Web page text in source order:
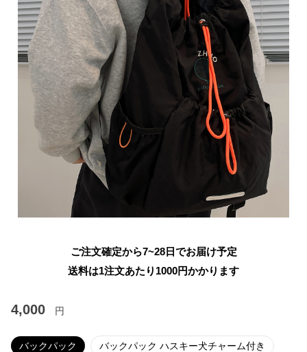
ご注文確定から7~28日でお届け予定
送料は1注文あたり 1000円かかります
4,000 円
バックパック バックパック ハスキー犬チャーム付き